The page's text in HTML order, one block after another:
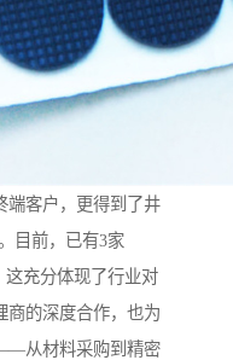
端客户，更得到了井
目前，已有3家
这充分体现了行业对
商的深度合作，也为
从材料采购到精密